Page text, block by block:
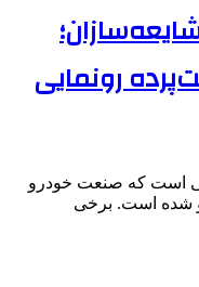
رونمایی
است که صنعت خودرو
شده است. برخی